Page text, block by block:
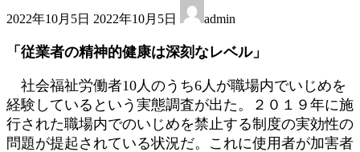
2022年10月5日 終
新
時
2022年10月5日 admin
「従業者の精神的健康は深刻なレベル」
社会福祉労働者10人のうち6人が職場内でいじめを
経験しているという実態調査が出た。２０１９年に施
行された職場内でのいじめを禁止する制度の実効性の
問題が提起されている状況だ。これに使用者が加害者